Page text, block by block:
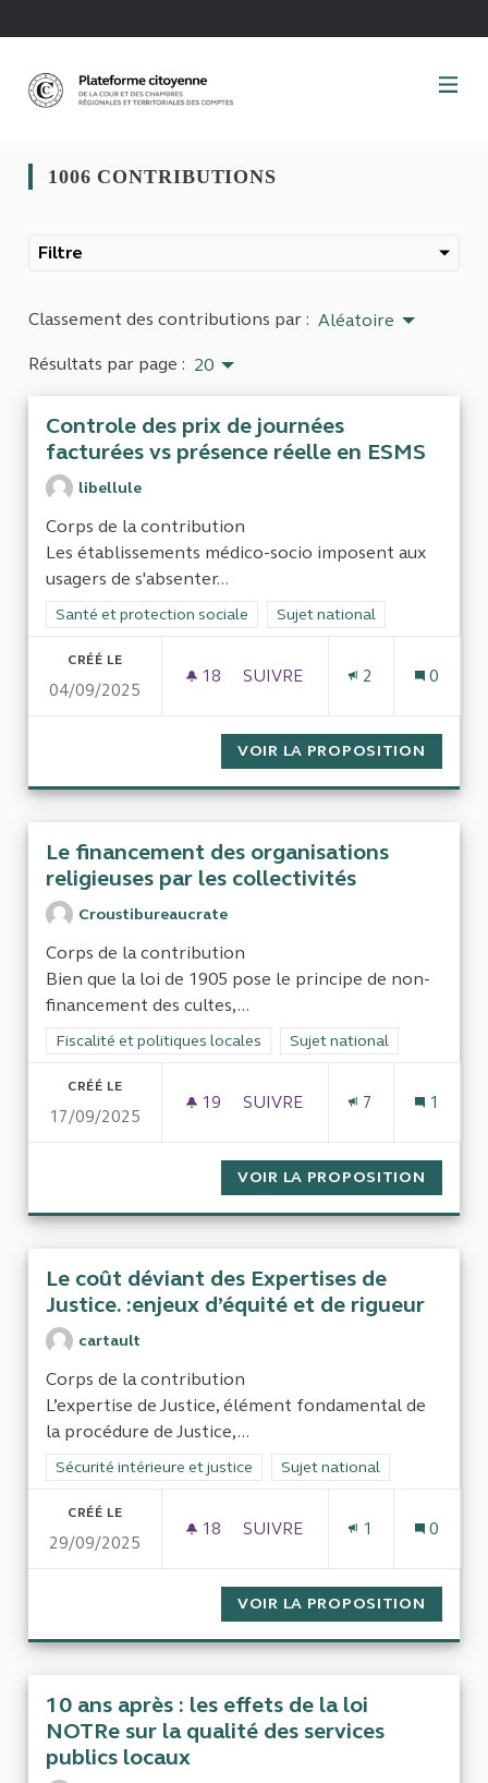
1006 CONTRIBUTIONS
Filtre
Classement des contributions par : Aléatoire
Résultats par page : 20
Controle des prix de journées
facturées vs présence réelle en ESMS
libellule
Corps de la contribution
Les établissements médico-socio imposent aux
usagers de s'absenter...
Filtrer les résultats de la catégorie : Santé et protection
Santé et protection sociale Filtrer les résultats pour le
Sujet national
CRÉÉ LE
04/09/2025
18 18 ABONNÉS
SUIVRE
2 0
VOIR LA PROPOSITION
Le financement des organisations
religieuses par les collectivités
Croustibureaucrate
Corps de la contribution
Bien que la loi de 1905 pose le principe de non-
financement des cultes,...
Filtrer les résultats de la catégorie : Fiscalité et politiques
Fiscalité et politiques locales Filtrer les résultats pour le
Sujet national
CRÉÉ LE
17/09/2025
19 19 ABONNÉS
SUIVRE
7 1
VOIR LA PROPOSITION
Le coût déviant des Expertises de
Justice. :enjeux d’équité et de rigueur
cartault
Corps de la contribution
L’expertise de Justice, élément fondamental de
la procédure de Justice,...
Filtrer les résultats de la catégorie : Sécurité intérieure et
Sécurité intérieure et justice Filtrer les résultats pour le
Sujet national
CRÉÉ LE
29/09/2025
18 18 ABONNÉS
SUIVRE
1 0
VOIR LA PROPOSITION
10 ans après : les effets de la loi
NOTRe sur la qualité des services
publics locaux